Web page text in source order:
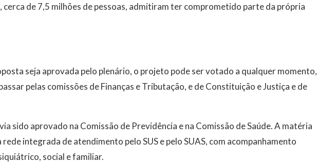
cerca de 7,5 milhões de pessoas, admitiram ter comprometido parte da própria
seja aprovada pelo plenário, o projeto pode ser votado a qualquer momento,
pelas comissões de Finanças e Tributação, e de Constituição e Justiça e de
sido aprovado na Comissão de Previdência e na Comissão de Saúde. A matéria
rede integrada de atendimento pelo SUS e pelo SUAS, com acompanhamento
social e familiar.